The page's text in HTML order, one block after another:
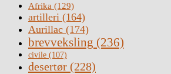
Afrika (129)
artilleri (164)
Aurillac (174)
brevveksling (236)
civile (107)
desertør (228)